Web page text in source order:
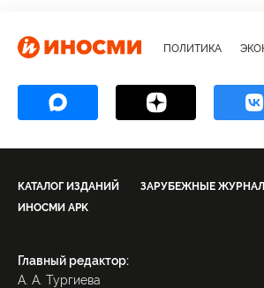
ПОЛИТИКА
КАТАЛОГ ИЗДАНИЙ ЗАРУБЕЖНЫЕ
ИНОСМИ APK
Главный редактор:
А. А. Тургиева